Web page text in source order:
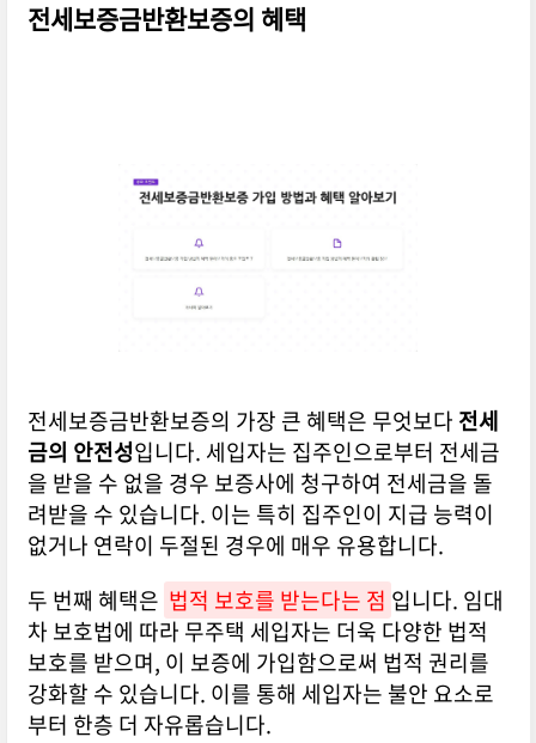
전세보증금반환보증의 혜택
전세보증금반환보증의 가장 큰 혜택은 무엇보다 전세
금의 안전성입니다. 세입자는 집주인으로부터 전세금
을 받을 수 없을 경우 보증사에 청구하여 전세금을 돌
려받을 수 있습니다. 이는 특히 집주인이 지급 능력이
없거나 연락이 두절된 경우에 매우 유용합니다.
두 번째 혜택은 법적 보호를 받는다는 점 입니다. 임대
차 보호법에 따라 무주택 세입자는 더욱 다양한 법적
보호를 받으며, 이 보증에 가입함으로써 법적 권리를
강화할 수 있습니다. 이를 통해 세입자는 불안 요소로
부터 한층 더 자유롭습니다.